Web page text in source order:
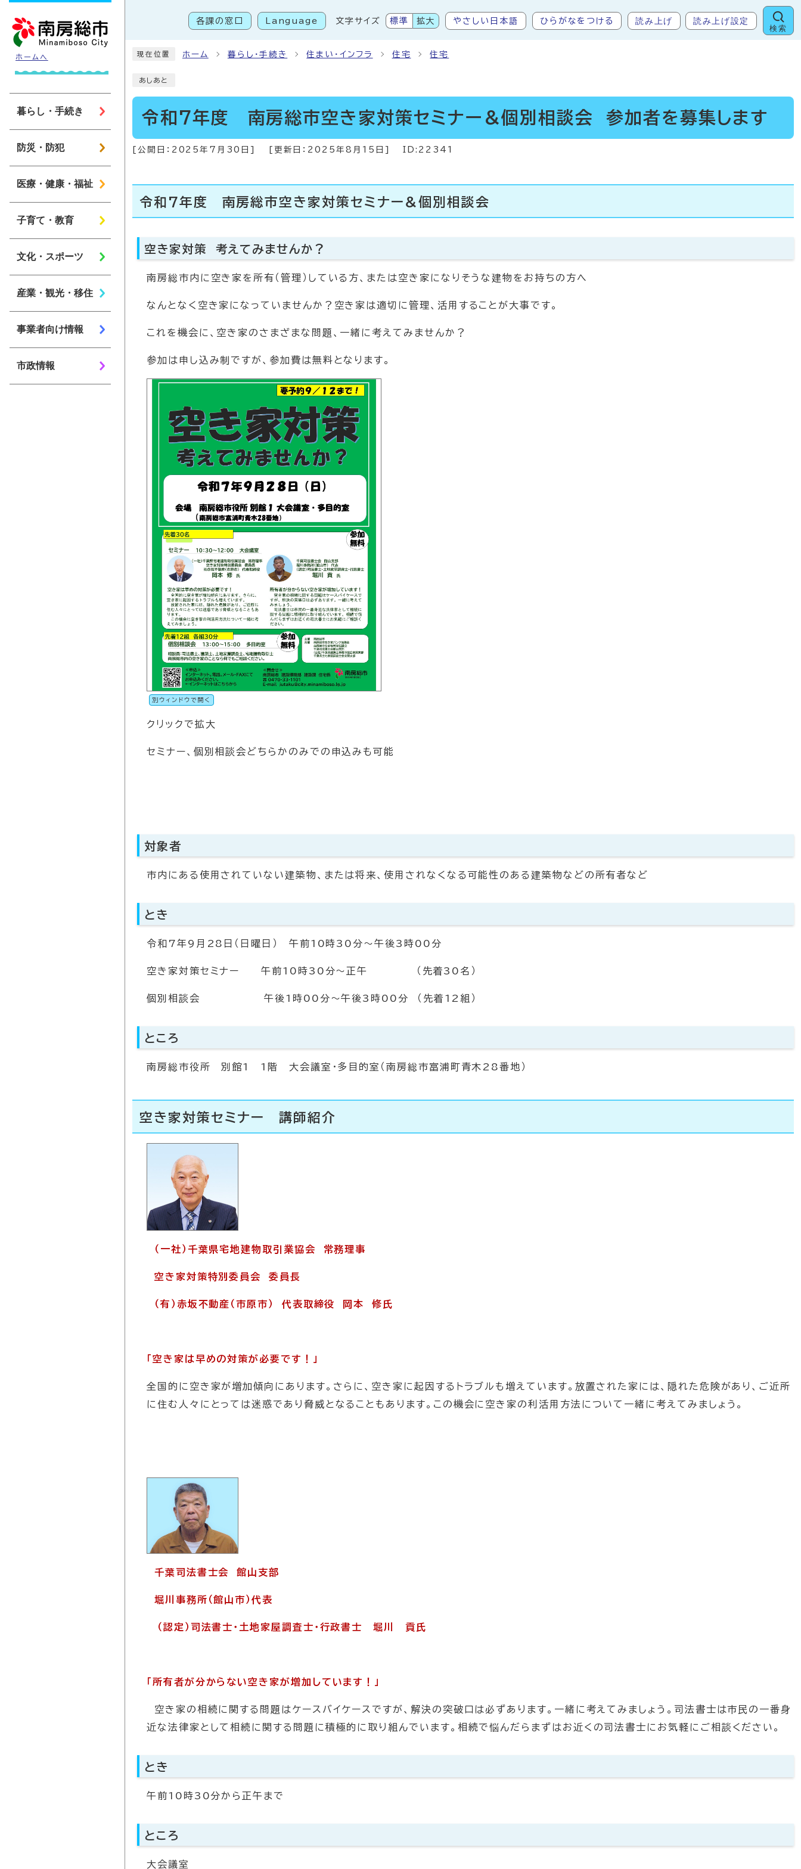
各課の窓口 Language 文字サイズ 標準 拡大 やさしい日本語 ひらがなをつける 読み上げ 読み上げ設定
検索
ホームへ
暮らし・手続き
防災・防犯
医療・健康・福祉
子育て・教育
文化・スポーツ
産業・観光・移住
事業者向け情報
市政情報
現在位置 ホーム 暮らし・手続き 住まい・インフラ 住宅 住宅
あしあと
令和7年度 南房総市空き家対策セミナー＆個別相談会 参加者を募集します
[公開日： 2025年7月30日 [更新日： 2025年8月15日 ID:22341
令和7年度 南房総市空き家対策セミナー＆個別相談会
空き家対策 考えてみませんか？
南房総市内に空き家を所有（管理）している方、または空き家になりそうな建物をお持ちの方へ
なんとなく空き家になっていませんか？空き家は適切に管理、活用することが大事です。
これを機会に、空き家のさまざまな問題、一緒に考えてみませんか？
参加は申し込み制ですが、参加費は無料となります。
別ウィンドウで開く
クリックで拡大
セミナー、個別相談会どちらかのみでの申込みも可能
対象者
市内にある使用されていない建築物、または将来、使用されなくなる可能性のある建築物などの所有者など
とき
令和7年9月28日（日曜日） 午前10時30分～午後3時00分
空き家対策セミナー 午前10時30分～正午 （先着30名）
個別相談会 午後1時00分～午後3時00分 （先着12組）
ところ
南房総市役所 別館1 1階 大会議室・多目的室（南房総市富浦町青木28番地）
空き家対策セミナー 講師紹介
（一社）千葉県宅地建物取引業協会 常務理事
空き家対策特別委員会 委員長
（有）赤坂不動産（市原市） 代表取締役 岡本 修氏
「空き家は早めの対策が必要です！ 」
全国的に空き家が増加傾向にあります。さらに、空き家に起因するトラブルも増えています。放置された家には、隠れた危険があり、ご近所
に住む人々にとっては迷惑であり脅威となることもあります。この機会に空き家の利活用方法について一緒に考えてみましょう。
千葉司法書士会 館山支部
堀川事務所（館山市）代表
（認定）司法書士・土地家屋調査士・行政書士 堀川 貢氏
「所有者が分からない空き家が増加しています！」
空き家の相続に関する問題はケースバイケースですが、解決の突破口は必ずあります。一緒に考えてみましょう。司法書士は市民の一番身
近な法律家として相続に関する問題に積極的に取り組んでいます。相続で悩んだらまずはお近くの司法書士にお気軽にご相談ください。
とき
午前10時30分から正午まで
ところ
大会議室